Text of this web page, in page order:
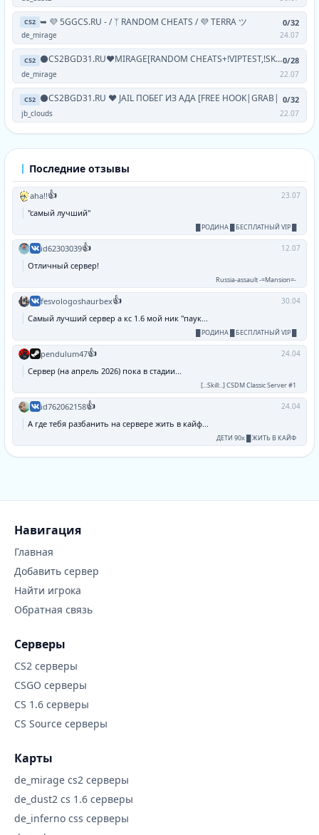
CS2 ➥ 💜 5GGCS.RU - / ᛉ RANDOM CHEATS / 💜 TERRA ツ 0/32
de_mirage 24.07
CS2 ⚫CS2BGD31.RU❤MIRAGE[RANDOM CHEATS+!VIPTEST,!SKINS]0/28
de_mirage 22.07
CS2 ⚫CS2BGD31.RU ❤ JAIL ПОБЕГ ИЗ АДА [FREE HOOK|GRAB| 0/32
jb_clouds 22.07
Последние отзывы
aha!!👍 23.07
"самый лучший"
█ РОДИНА █ БЕСПЛАТНЫЙ VIP █
id62303039👍 12.07
Отличный сервер!
Russia-assault -=Mansion=-
fesvologoshaurbex👍 30.04
Самый лучший сервер а кс 1.6 мой ник "паук...
█ РОДИНА █ БЕСПЛАТНЫЙ VIP █
pendulum47👍 24.04
Сервер (на апрель 2026) пока в стадии...
[..:Skill:..] CSDM Classic Server #1
id762062158👍 24.04
А где тебя разбанить на сервере жить в кайф...
ДЕТИ 90х █ ЖИТЬ В КАЙФ
Навигация
Главная
Добавить сервер
Найти игрока
Обратная связь
Серверы
CS2 серверы
CSGO серверы
CS 1.6 серверы
CS Source серверы
Карты
de_mirage cs2 серверы
de_dust2 cs 1.6 серверы
de_inferno css серверы